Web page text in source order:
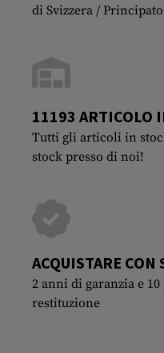
di Svizzera /
11193 ARTICOLO
Tutti gli articoli in
stock presso di noi!
ACQUISTARE CON
2 anni di garanzia e
restituzione